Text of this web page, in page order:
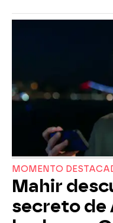
MOMENTO
Mahir
secreto de